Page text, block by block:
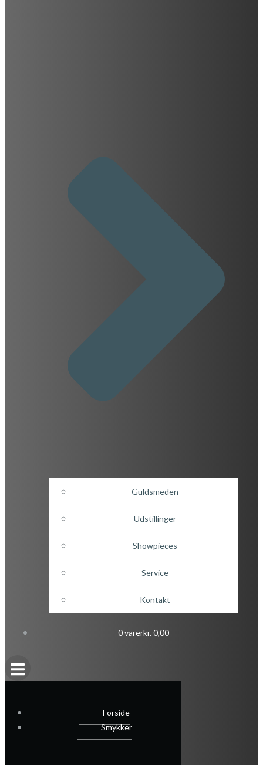
Guldsmeden
Udstillinger
Showpieces
Service
Kontakt
0 varerkr. 0,00
Forside
Smykker